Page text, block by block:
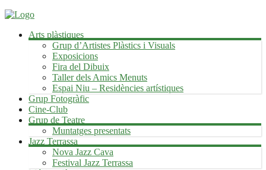
Arts plàstiques
Grup d’Artistes Plàstics i Visuals
Exposicions
Fira del Dibuix
Taller dels Amics Menuts
Espai Niu – Residències artístiques
Grup Fotogràfic
Cine-Club
Grup de Teatre
Muntatges presentats
Jazz Terrassa
Nova Jazz Cava
Festival Jazz Terrassa